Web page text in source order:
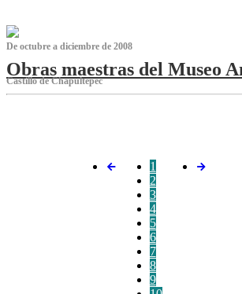
De octubre a diciembre de 2008
Obras maestras del Museo
Castillo de Chapultepec
1
2
3
4
5
6
7
8
9